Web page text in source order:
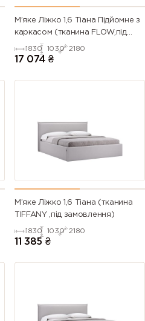
М’яке Ліжко 1,6 Тіана Підйомне з
каркасом (тканина FLOW,під
замовлення)
1830 1030 2180
17 074 ₴
М’яке Ліжко 1,6 Тіана (тканина
TIFFANY ,під замовлення)
1830 1030 2180
11 385 ₴